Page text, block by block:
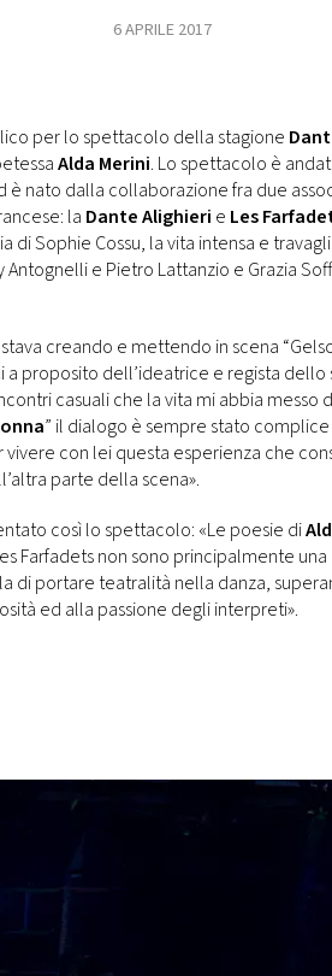
6 APRILE 2017
per lo spettacolo della stagione
Alda Merini. Lo spettacolo è
è nato dalla collaborazione fra due
la Dante Alighieri e Les
di Sophie Cossu, la vita intensa e
Antognelli e Pietro Lattanzio e Grazia
creando e mettendo in scena
i a proposito dell’ideatrice e regista
casuali che la vita mi abbia messo
” il dialogo è sempre stato
con lei questa esperienza che
parte della scena».
così lo spettacolo: «Le poesie di
Farfadets non sono principalmente
di portare teatralità nella danza,
ed alla passione degli interpreti».